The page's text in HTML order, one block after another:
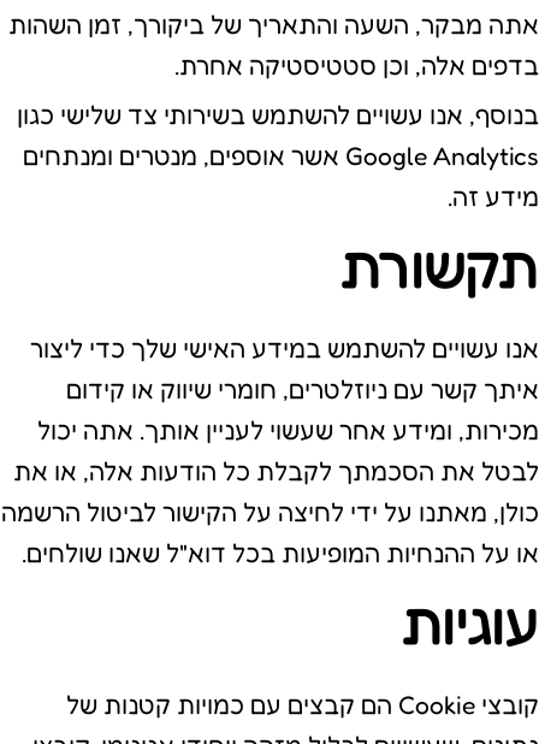
אתה מבקר, השעה והתאריך של ביקורך, זמן השהות
בדפים אלה, וכן סטטיסטיקה אחרת.
בנוסף, אנו עשויים להשתמש בשירותי צד שלישי כגון
Google Analytics אשר אוספים, מנטרים ומנתחים
מידע זה.
תקשורת
אנו עשויים להשתמש במידע האישי שלך כדי ליצור
איתך קשר עם ניוזלטרים, חומרי שיווק או קידום
מכירות, ומידע אחר שעשוי לעניין אותך. אתה יכול
לבטל את הסכמתך לקבלת כל הודעות אלה, או את
כולן, מאתנו על ידי לחיצה על הקישור לביטול הרשמה
או על ההנחיות המופיעות בכל דוא"ל שאנו שולחים.
עוגיות
קובצי Cookie הם קבצים עם כמויות קטנות של